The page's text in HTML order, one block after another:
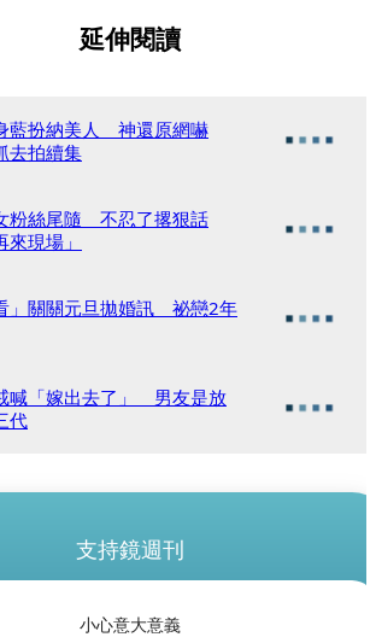
延伸閱讀
藍扮納美人 神還原網嚇
去拍續集
粉絲尾隨 不忍了撂狠話
來現場」
」關關元旦拋婚訊 祕戀2年
喊「嫁出去了」 男友是放
代
支持鏡週刊
小心意大意義